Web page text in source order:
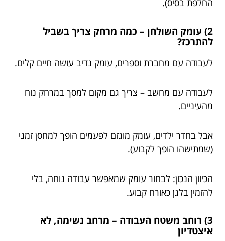
החלפת בסיס).
2) עומק השולחן – כמה מרחק צריך בשביל
להתרכז?
לעבודה עם מחברת וספרים, עומק נדיב עושה חיים קלים.
לעבודה עם מחשב – צריך גם מקום למסך במרחק נוח
מהעיניים.
אבל בחדר ילדים, עומק מוגזם לפעמים הופך למחסן זמני
(שמתישהו הופך לקבוע).
הכיוון הנכון: לבחור עומק שמאפשר עבודה נוחה, בלי
להזמין בלגן כאורח קבוע.
3) רוחב משטח העבודה – מרחב נשימה, לא
איצטדיון